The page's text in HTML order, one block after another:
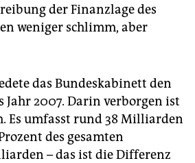
der Finanzlage des
weniger schlimm, aber
das Bundeskabinett den
Jahr 2007. Darin verborgen ist
Es umfasst rund 38 Milliarden
des gesamten
– das ist die Differenz